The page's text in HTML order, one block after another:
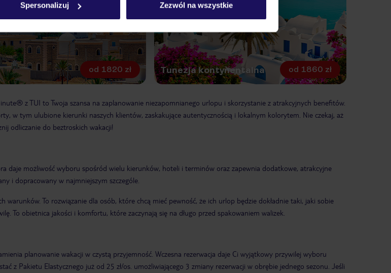
Spersonalizuj Zezwól na wszystkie
od 1820 zł Tunezja kontynentalna od 1860 zł
z TUI to Twoja szansa na zaplanowanie niezapomnianego urlopu i skorzystanie z atrakcyjnych benefitów.
w tym ulubione kierunki naszych klientów, zaskakujące autentycznością i lokalnym kolorytem. Nie czekaj, aż
odliczanie do beztroskich wakacji!
daje możliwość wyboru spośród wielu kierunków, hoteli i terminów oraz zapewnia dodatkowe, atrakcyjne
i dopracowany w najmniejszym szczególe.
To rozwiązanie dla osób, które chcą mieć pewność, że ich urlop będzie dokładnie taki, jaki sobie
To obietnica jakości i komfortu, które zaczynają się na długo przed spakowaniem walizek.
planowanie wakacji w czystą przyjemność. Wczesna rezerwacja daje Ci wyjątkowy przywilej wyboru
z Pakietu Elastycznego już od 25 zł/os. umożliwiającego 3 zmiany rezerwacji w obrębie jednego sezonu. Jeśli